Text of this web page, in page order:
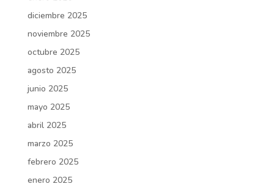
diciembre 2025
noviembre 2025
octubre 2025
agosto 2025
junio 2025
mayo 2025
abril 2025
marzo 2025
febrero 2025
enero 2025